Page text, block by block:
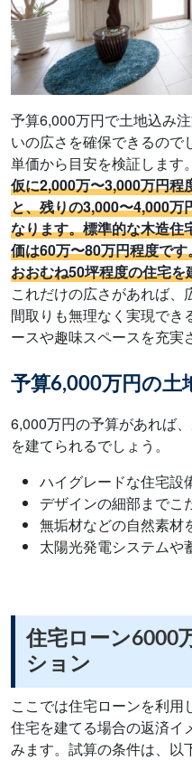
予算6,000万円で土地込み
いの広さを確保できるので
単価から目安を検証します。
仮に2,000万〜3,000万円程
と、残りの3,000〜4,000万
なります。標準的な木造住
価は60万〜80万円程度で
おおむね50坪程度の住宅
これだけの広さがあれば
間取りも無理なく実現でき
ースや趣味スペースを充実
予算6,000万円の土
6,000万円の予算があれば
を建てられるでしょう。
ハイグレードな住宅設
デザインの細部までこ
無垢材などの自然素材
太陽光発電システム
住宅ローン6000
ション
ここでは住宅ローンを利用
住宅を建てる場合の返済イ
みます。試算の条件は、以